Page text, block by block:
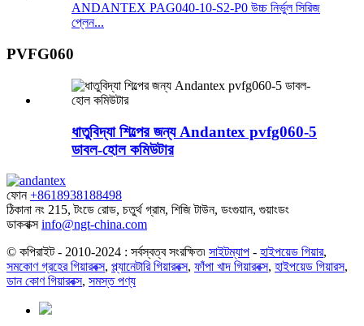
ANDANTEX PAG040-10-S2-P0 উচ্চ নির্ভুল সিরিজ
প্লেন...
PVFG060
ধাতুবিদ্যা শিল্পের জন্য Andantex pvfg060-5
ডাবল-হোল কমিউটার
ফোন +8618938188498
ঠিকানা নং 215, টংডে রোড, চতুর্থ গ্রাম, শিজি টাউন, ডংগুয়ান, গুয়াংডং
ডাকবাক্স info@ngt-china.com
© কপিরাইট - 2010-2024 : সর্বস্বত্ব সংরক্ষিত৷ সাইটম্যাপ - হাইপয়েড গিয়ার,
সমকোণ গ্রহের গিয়ারবক্স, প্ল্যানেটারি গিয়ারবক্স, ফাঁপা খাদ গিয়ারবক্স, হাইপয়েড গিয়ারস,
ডান কোণ গিয়ারবক্স, সমস্ত পণ্য